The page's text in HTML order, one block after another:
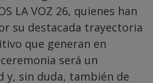
LA VOZ 26, quienes han
su destacada trayectoria
que generan en
será un
sin duda, también de